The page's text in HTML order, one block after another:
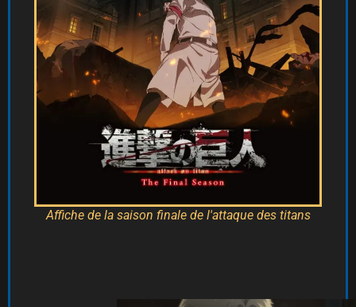
Affiche de la saison finale de l'attaque des titans